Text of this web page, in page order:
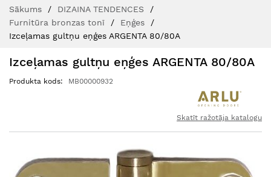
Content
Sākums
DIZAINA TENDENCES
Furnitūra bronzas tonī
Eņģes
Izceļamas gultņu eņģes ARGENTA 80/80A
Izceļamas gultņu eņģes ARGENTA 80/80A
Produkta kods MB00000932
Skatīt ražotāja katalogu